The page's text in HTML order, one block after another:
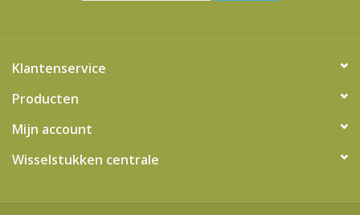
Klantenservice
Producten
Mijn account
Wisselstukken centrale